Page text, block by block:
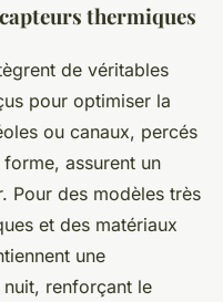
thermiques
de véritables
pour optimiser la
ou canaux, percés
assurent un
Pour des modèles très
et des matériaux
une
renforçant le